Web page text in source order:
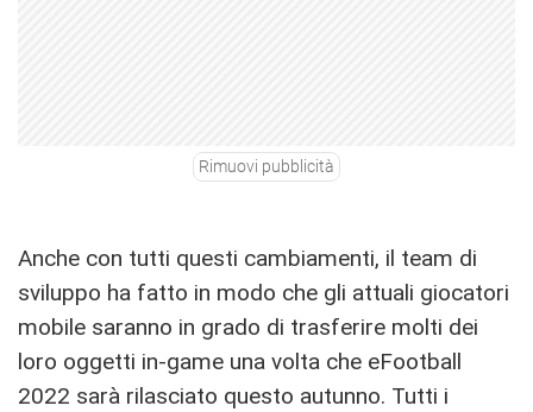
Rimuovi pubblicità
Anche con tutti questi cambiamenti, il team di
sviluppo ha fatto in modo che gli attuali giocatori
mobile saranno in grado di trasferire molti dei
loro oggetti in-game una volta che eFootball
2022 sarà rilasciato questo autunno. Tutti i